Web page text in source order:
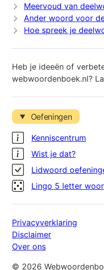
Meervoud van
Ander woord voor
Hoe spreek je
Heb je ideeën of
webwoordenboek.nl?
Oefeningen
Kenniscentrum
Wist je dat?
Lidwoord
Lingo 5 letter
Privacyverklaring
Disclaimer
Over ons
© 2026